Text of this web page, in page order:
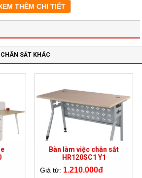
THÊM CHI TIẾT
SẮT KHÁC
Bàn làm việc chân sắt
HR120SC1 Y1
Giá từ: 1.210.000đ